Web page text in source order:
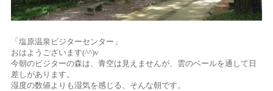
「塩原温泉ビジターセンター」
おはようございます(^^)v
今朝のビジターの森は、青空は見えませんが、雲のベールを通して日
差しがあります。
湿度の数値よりも湿気を感じる、そんな朝です。